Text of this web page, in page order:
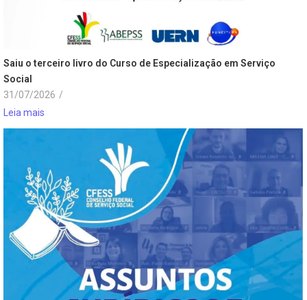
Saiu o terceiro livro do Curso de Especialização em Serviço
Social
31/07/2026 /
Leia mais